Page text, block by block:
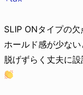
SLIP ONタイプの欠
ホールド感が少な
脱げずらく丈夫に